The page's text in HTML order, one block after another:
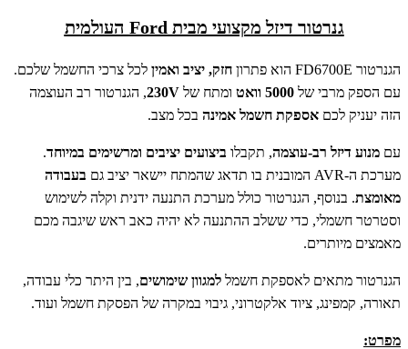
גנרטור דיזל מקצועי מבית Ford העולמית
הגנרטור FD6700E הוא פתרון חזק, יציב ואמין לכל צרכי החשמל שלכם.
עם הספק מרבי של 5000 וואט ומתח של
, הגנרטור רב העוצמה
הזה יעניק לכם אספקת חשמל אמינה בכל מצב.
עם מנוע דיזל רב-עוצמה, תקבלו ביצועים יציבים ומרשימים במיוחד.
מערכת ה-AVR המובנית בו תדאג שהמתח יישאר יציב גם
בעבודה
מאומצת. בנוסף, הגנרטור כולל מערכת התנעה ידנית וקלה לשימוש
וסטרטר חשמלי, כדי ששלב ההתנעה לא יהיה כאב ראש שיגבה מכם
מאמצים מיותרים.
הגנרטור מתאים לאספקת חשמל למגוון שימושים, בין היתר כלי עבודה,
תאורה, קמפינג, ציוד אלקטרוני, גיבוי במקרה של הפסקת חשמל ועוד.
מפרט: